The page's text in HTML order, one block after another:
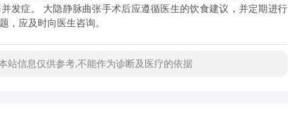
发症。 大隐静脉曲张手术后应遵循医生的饮食建议，并定期进行
，应及时向医生咨询。
站信息仅供参考,不能作为诊断及医疗的依据